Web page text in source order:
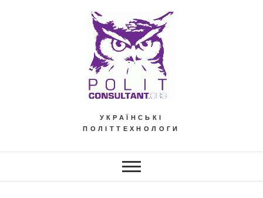
УКРАЇНСЬКІ
ПОЛІТТЕХНОЛОГИ